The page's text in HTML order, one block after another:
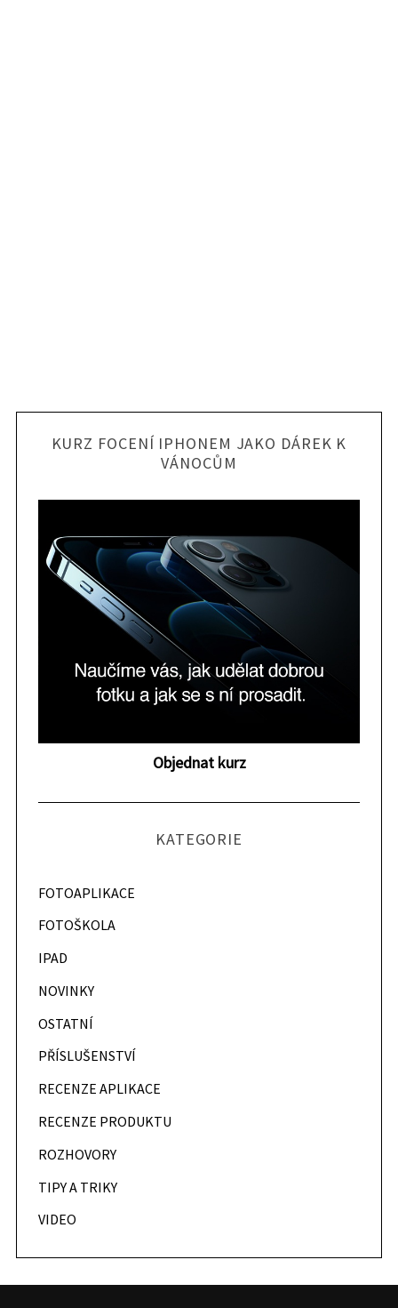
KURZ FOCENÍ IPHONEM JAKO DÁREK K
VÁNOCŮM
Objednat kurz
KATEGORIE
FOTOAPLIKACE
FOTOŠKOLA
IPAD
NOVINKY
OSTATNÍ
PŘÍSLUŠENSTVÍ
RECENZE APLIKACE
RECENZE PRODUKTU
ROZHOVORY
TIPY A TRIKY
VIDEO